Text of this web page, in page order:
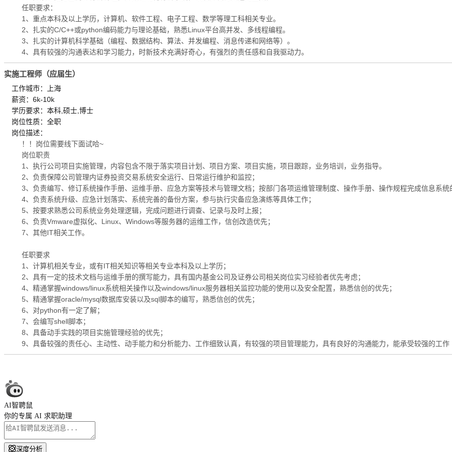
任职要求：
1、重点本科及以上学历，计算机、软件工程、电子工程、数学等理工科相关专业。
2、扎实的C/C++或python编码能力与理论基础，熟悉Linux平台高并发、多线程编程。
3、扎实的计算机科学基础（编程、数据结构、算法、并发编程、消息传递和网络等）。
4、具有较强的沟通表达和学习能力，时新技术充满好奇心，有强烈的责任感和自我驱动力。
实施工程师（应届生）
工作城市：上海
薪资：6k-10k
学历要求：本科,硕士,博士
岗位性质：全职
岗位描述：
！！岗位需要线下面试哈~
岗位职责
1、执行公司项目实施管理，内容包含不限于落实项目计划、项目方案、项目实施，项目跟踪，业务培训，业务指导。
2、负责保障公司管理内证券投资交易系统安全运行、日常运行维护和监控；
3、负责编写、修订系统操作手册、运维手册、应急方案等技术与管理文档；按部门各项运维管理制度、操作手册、操作规程完成信息系统
4、负责系统升级、应急计划落实、系统完善的备份方案，参与执行灾备应急演练等具体工作；
5、按要求熟悉公司系统业务处理逻辑，完成问题进行调查、记录与及时上报；
6、负责Vmware虚拟化、Linux、Windows等服务器的运维工作，信创改造优先；
7、其他IT相关工作。
任职要求
1、计算机相关专业，或有IT相关知识等相关专业本科及以上学历；
2、具有一定的技术文档与运维手册的撰写能力，具有国内基金公司及证券公司相关岗位实习经验者优先考虑；
4、精通掌握windows/linux系统相关操作以及windows/linux服务器相关监控功能的使用以及安全配置，熟悉信创的优先；
5、精通掌握oracle/mysql数据库安装以及sql脚本的编写，熟悉信创的优先；
6、对python有一定了解；
7、会编写shell脚本；
8、具备动手实践的项目实施管理经验的优先；
9、具备较强的责任心、主动性、动手能力和分析能力、工作细致认真，有较强的项目管理能力，具有良好的沟通能力，能承受较强的工作
AI智聘鼠
你的专属 AI 求职助理
深度分析